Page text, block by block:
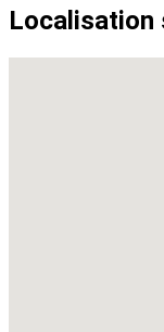
Localisation